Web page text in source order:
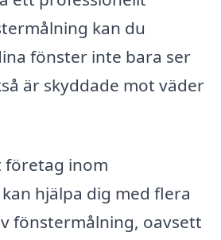
kan du
fönster inte bara ser
är skyddade mot väder
företag inom
hjälpa dig med flera
fönstermålning, oavsett